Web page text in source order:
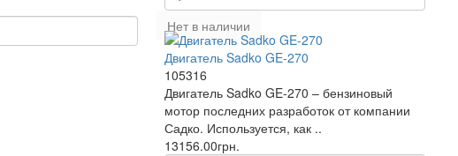
Нет в наличии
Двигатель Sadko GE-270
105316
Двигатель Sadko GE-270 – бензиновый
мотор последних разработок от компании
Садко. Используется, как ..
13156.00грн.